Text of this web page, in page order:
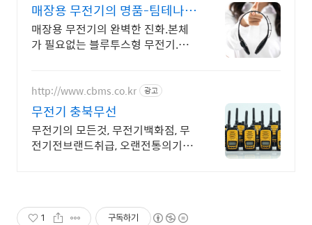
매장용 무전기의 명품-팀테나
45g의 가벼움
매장용 무전기의 완벽한 진화.본체
가 필요없는 블루투스형 무전기.최
http://www.cbms.co.kr 광고
무전기 충북무선
무전기의 모든것, 무전기백화점, 무
전기전브랜드취급, 오랜전통의기업,
1 구독하기